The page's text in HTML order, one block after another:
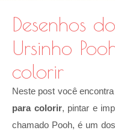
Desenhos do
Ursinho
colorir
Neste post você
para colorir, pintar e
chamado Pooh, é um